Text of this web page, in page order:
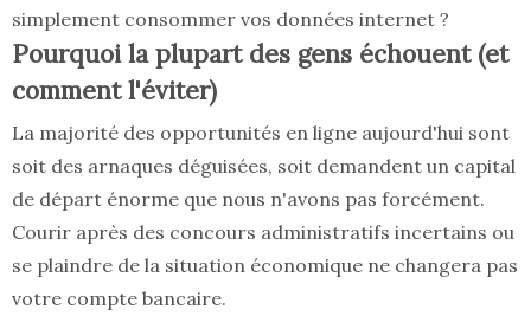
simplement consommer vos données internet ?
Pourquoi la plupart des gens échouent (et
comment l'éviter)
La majorité des opportunités en ligne aujourd'hui sont
soit des arnaques déguisées, soit demandent un capital
de départ énorme que nous n'avons pas forcément.
Courir après des concours administratifs incertains ou
se plaindre de la situation économique ne changera pas
votre compte bancaire.